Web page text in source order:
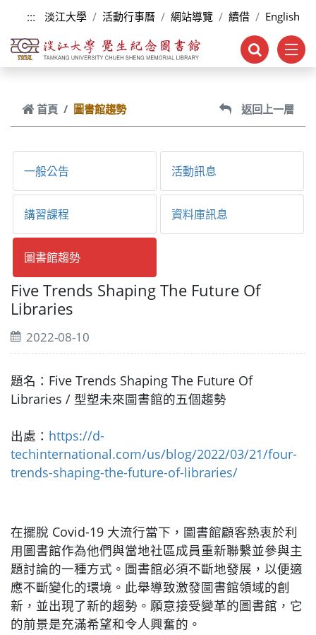
跳到主要內容
::: 淡江大學 活動行事曆 網站導覽 續借 English
首頁 圖書館趨勢 返回上一層
一般公告 活動訊息
講習課程 資料庫訊息
圖書館趨勢
Five Trends Shaping The Future Of
Libraries
2022-08-10
題名：Five Trends Shaping The Future Of
Libraries / 型塑未來圖書館的五個趨勢
出處： https://d-
techinternational.com/us/blog/2022/03/21/four-
trends-shaping-the-future-of-libraries/
在擺脫 Covid-19 大流行當下，圖書館顧客熱衷於利
用圖書館作為他們與當地社區成員重新聯繫並參與主
題討論的一種方式。圖書館必須不斷地發展，以便適
應不斷變化的環境。此舉導致激發圖書館領域的創
新，並出現了新的趨勢。願意接受變革的圖書館，它
的前景是充滿希望和令人興奮的。